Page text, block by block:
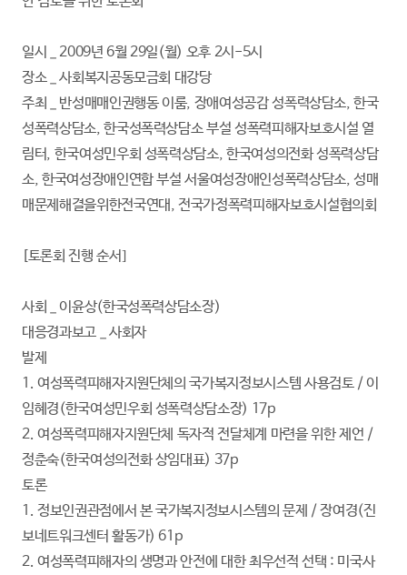
일시 _ 2009년 6월 29일(월) 오후 2시-5시
장소 _ 사회복지공동모금회 대강당
주최 _ 반성매매인권행동 이룸, 장애여성공감 성폭력상담소, 한국
성폭력상담소, 한국성폭력상담소 부설 성폭력피해자보호시설 열
림터, 한국여성민우회 성폭력상담소, 한국여성의전화 성폭력상담
소, 한국여성장애인연합 부설 서울여성장애인성폭력상담소, 성매
매문제해결을위한전국연대, 전국가정폭력피해자보호시설협의회
[토론회 진행 순서]
사회 _ 이윤상(한국성폭력상담소장)
대응경과보고 _ 사회자
발제
1. 여성폭력피해자지원단체의 국가복지정보시스템 사용검토 / 이
임혜경(한국여성민우회 성폭력상담소장) 17p
2. 여성폭력피해자지원단체 독자적 전달체계 마련을 위한 제언 /
정춘숙(한국여성의전화 상임대표) 37p
토론
1. 정보인권관점에서 본 국가복지정보시스템의 문제 / 장여경(진
보네트워크센터 활동가) 61p
2. 여성폭력피해자의 생명과 안전에 대한 최우선적 선택 : 미국사